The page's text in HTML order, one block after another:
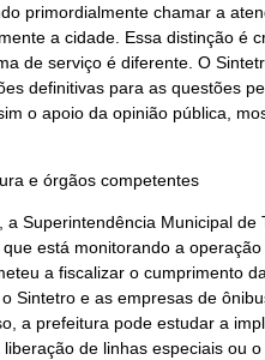
primordialmente chamar a
a cidade. Essa distinção é
de serviço é diferente. O
definitivas para as questões
o apoio da opinião pública,
e órgãos competentes
a Superintendência Municipal
está monitorando a
a fiscalizar o cumprimento
Sintetro e as empresas de
a prefeitura pode estudar a
de linhas especiais ou